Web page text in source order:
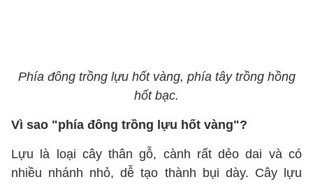
Phía đông trồng lựu hốt vàng, phía tây trồng hồng
hốt bạc.
Vì sao "phía đông trồng lựu hốt vàng"?
Lựu là loại cây thân gỗ, cành rất dẻo dai và có
nhiều nhánh nhỏ, dễ tạo thành bụi dày. Cây lựu